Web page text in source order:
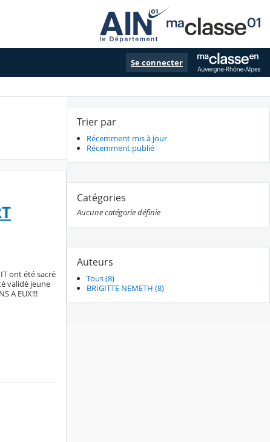
Se connecter
ont été sacré
validé jeune
A EUX!!!
Trier par
Récemment mis à jour
Récemment publié
Catégories
Aucune catégorie définie
Auteurs
Tous (8)
BRIGITTE NEMETH (8)